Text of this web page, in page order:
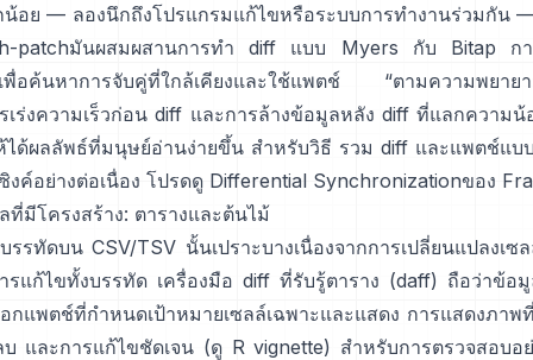
น้อย — ลองนึกถึงโปรแกรมแก้ไขหรือระบบการทำงานร่วมกัน
patchมันผสมผสานการทำ diff แบบ Myers กับ Bitap
ก
พื่อค้นหาการจับคู่ที่ใกล้เคียงและใช้แพตช์ “ตามความพยาย
เร่งความเร็วก่อน diff และการล้างข้อมูลหลัง diff ที่แลกความน้
ได้ผลลัพธ์ที่มนุษย์อ่านง่ายขึ้น สำหรับวิธี รวม diff และแพตช์แบ
งค์อย่างต่อเนื่อง โปรดดู Differential Synchronizationของ
ที่มีโครงสร้าง: ตารางและต้นไม้
รทัดบน CSV/TSV นั้นเปราะบางเนื่องจากการเปลี่ยนแปลงเซล
รแก้ไขทั้งบรรทัด เครื่องมือ diff ที่รับรู้ตาราง (daff) ถือว่าข้อ
แพตช์ที่กำหนดเป้าหมายเซลล์เฉพาะและแสดง การแสดงภาพ
และการแก้ไขชัดเจน (ดู R vignette) สำหรับการตรวจสอบอย่